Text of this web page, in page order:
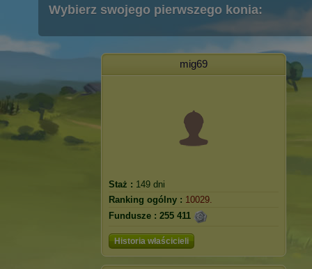
Wybierz swojego pierwszego konia:
mig69
Staż : 149 dni
Ranking ogólny : 10029.
Fundusze : 255 411
Historia właścicieli